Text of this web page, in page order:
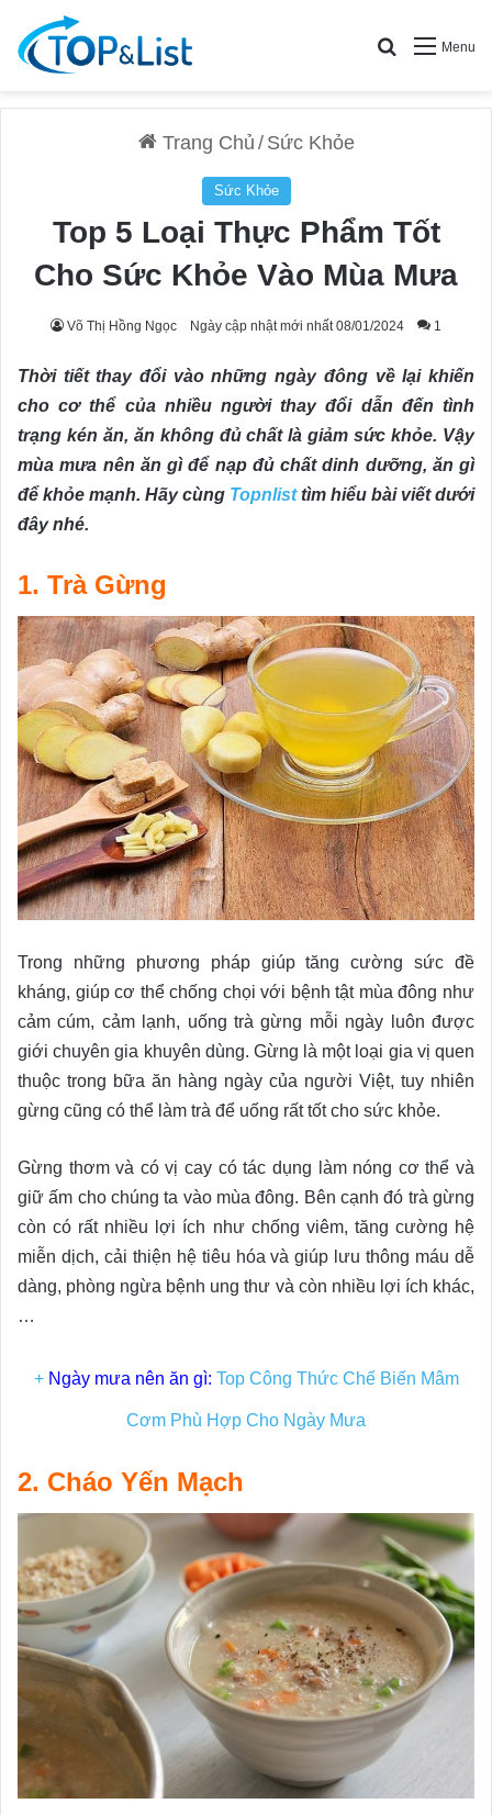
Menu
Search for
Trang Chủ / Sức Khỏe
Sức Khỏe
Top 5 Loại Thực Phẩm Tốt
Cho Sức Khỏe Vào Mùa Mưa
Võ Thị Hồng Ngọc Ngày cập nhật mới nhất 08/01/2024 1
Thời tiết thay đổi vào những ngày đông về lại khiến
cho cơ thể của nhiều người thay đổi dẫn đến tình
trạng kén ăn, ăn không đủ chất là giảm sức khỏe. Vậy
mùa mưa nên ăn gì để nạp đủ chất dinh dưỡng, ăn gì
để khỏe mạnh. Hãy cùng Topnlisttìm hiểu bài viết dưới
đây nhé.
1. Trà Gừng
Trong những phương pháp giúp tăng cường sức đề
kháng, giúp cơ thể chống chọi với bệnh tật mùa đông như
cảm cúm, cảm lạnh, uống trà gừng mỗi ngày luôn được
giới chuyên gia khuyên dùng. Gừng là một loại gia vị quen
thuộc trong bữa ăn hàng ngày của người Việt, tuy nhiên
gừng cũng có thể làm trà để uống rất tốt cho sức khỏe.
Gừng thơm và có vị cay có tác dụng làm nóng cơ thể và
giữ ấm cho chúng ta vào mùa đông. Bên cạnh đó trà gừng
còn có rất nhiều lợi ích như chống viêm, tăng cường hệ
miễn dịch, cải thiện hệ tiêu hóa và giúp lưu thông máu dễ
dàng, phòng ngừa bệnh ung thư và còn nhiều lợi ích khác,
…
+ Ngày mưa nên ăn gì: Top Công Thức Chế Biến Mâm
Cơm Phù Hợp Cho Ngày Mưa
2. Cháo Yến Mạch